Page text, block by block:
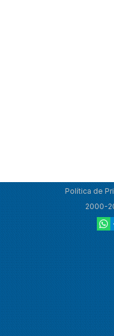
Política de
2000-